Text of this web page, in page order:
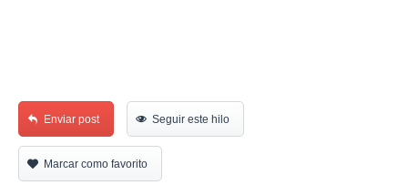
Enviar post Seguir este hilo
Marcar como favorito